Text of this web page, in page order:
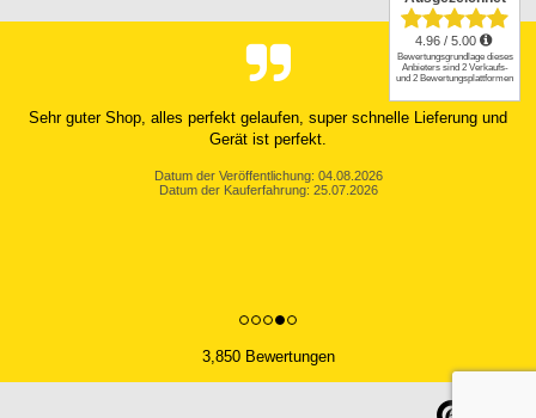
Sehr guter Shop, alles perfekt gelaufen, super schnelle Lieferung und
Gerät ist perfekt.
Datum der Veröffentlichung: 04.08.2026
Datum der Kauferfahrung: 25.07.2026
3,850 Bewertungen